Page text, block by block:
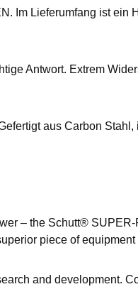
Im Lieferumfang ist ein
Antwort. Extrem
aus Carbon
– the Schutt®
piece of
and development.